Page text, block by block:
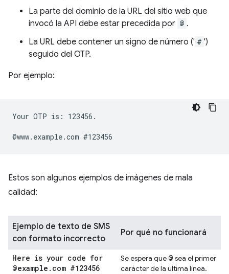
La parte del dominio de la URL del sitio web que
invocó la API debe estar precedida por @ .
La URL debe contener un signo de número (' # ')
seguido del OTP.
Por ejemplo:
Your OTP is: 123456.
Estos son algunos ejemplos de imágenes de mala
calidad:
Ejemplo de texto de SMS
con formato incorrecto
Por qué no funcionará
Here is your code for
@example . com #123456
Se espera que @ sea el primer
carácter de la última línea.